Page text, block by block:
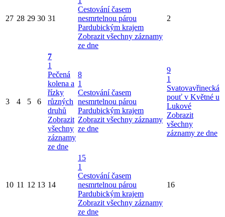
27 28 29 30 31
Cestování časem
nesmrtelnou párou
Pardubickým krajem
Zobrazit všechny záznamy
ze dne
2
3 4 5 6
7
1
Pečená
kolena a
řízky
různých
druhů
Zobrazit
všechny
záznamy
ze dne
8
1
Cestování časem
nesmrtelnou párou
Pardubickým krajem
Zobrazit všechny záznamy
ze dne
9
1
Svatovavřinecká
pouť v Květné u
Lukové
Zobrazit
všechny
záznamy ze dne
10 11 12 13 14
15
1
Cestování časem
nesmrtelnou párou
Pardubickým krajem
Zobrazit všechny záznamy
ze dne
16